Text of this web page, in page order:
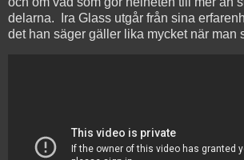
delarna. Ira Glass utgår från sina
det han säger gäller lika mycket när man